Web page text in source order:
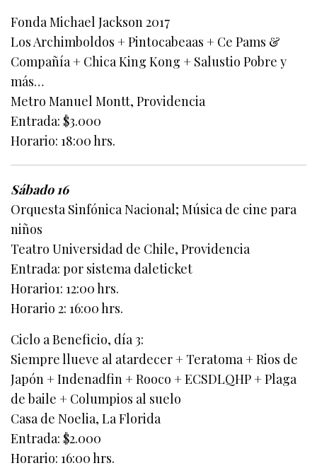
Fonda Michael Jackson 2017
Los Archimboldos + Pintocabeaas + Ce Pams &
Compañía + Chica King Kong + Salustio Pobre y
más…
Metro Manuel Montt, Providencia
Entrada: $3.000
Horario: 18:00 hrs.
Sábado 16
Orquesta Sinfónica Nacional; Música de cine para
niños
Teatro Universidad de Chile, Providencia
Entrada: por sistema daleticket
Horario1: 12:00 hrs.
Horario 2: 16:00 hrs.
Ciclo a Beneficio, día 3:
Siempre llueve al atardecer + Teratoma + Rios de
Japón + Indenadfin + Rooco + ECSDLQHP + Plaga
de baile + Columpios al suelo
Casa de Noelia, La Florida
Entrada: $2.000
Horario: 16:00 hrs.